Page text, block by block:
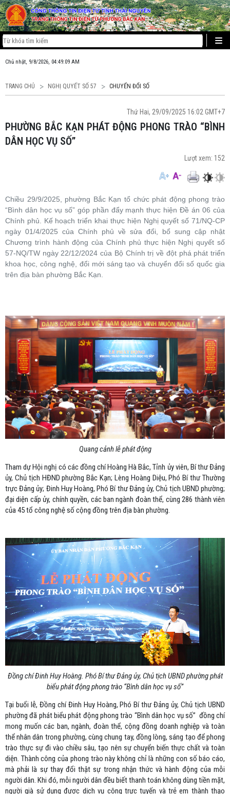
Chủ nhật, 9/8/2026, 04:49:10 AM
TRANG CHỦ NGHỊ QUYẾT SỐ 57 CHUYỂN ĐỔI SỐ
Thứ Hai, 29/09/2025 16:02 GMT+7
PHƯỜNG BẮC KẠN PHÁT ĐỘNG PHONG TRÀO “BÌNH
DÂN HỌC VỤ SỐ”
Lượt xem: 152
Chiều 29/9/2025, phường Bắc Kạn tổ chức phát động phong trào
“Bình dân học vụ số” góp phần đẩy mạnh thực hiện Đề án 06 của
Chính phủ. Kế hoạch triển khai thực hiện Nghị quyết số 71/NQ-CP
ngày 01/4/2025 của Chính phủ về sửa đổi, bổ sung cập nhật
Chương trình hành động của Chính phủ thực hiện Nghị quyết số
57-NQ/TW ngày 22/12/2024 của Bộ Chính trị về đột phá phát triển
khoa học, công nghệ, đổi mới sáng tạo và chuyển đổi số quốc gia
trên địa bàn phường Bắc Kạn.
Quang cảnh lễ phát động
Tham dự Hội nghị có các đồng chí Hoàng Hà Bắc, Tỉnh ủy viên, Bí thư Đảng
ủy, Chủ tịch HĐND phường Bắc Kạn; Lèng Hoàng Diệu, Phó Bí thư Thường
trực Đảng ủy; Đinh Huy Hoàng, Phó Bí thư Đảng ủy, Chủ tịch UBND phường;
đại diện cấp ủy, chính quyền, các ban ngành đoàn thể, cùng 286 thành viên
của 45 tổ công nghệ số cộng đồng trên địa bàn phường.
Đồng chí Đinh Huy Hoàng. Phó Bí thư Đảng ủy, Chủ tịch UBND phường phát
biểu phát động phong trào “Bình dân học vụ số”
Tại buổi lễ, Đồng chí Đinh Huy Hoàng, Phó Bí thư Đảng ủy, Chủ tịch UBND
phường đã phát biểu phát động phong trào “Bình dân học vụ số” đồng chí
mong muốn các ban, ngành, đoàn thể, cộng đồng doanh nghiệp và toàn
thể nhân dân trong phường, cùng chung tay, đồng lòng, sáng tạo để phong
trào thực sự đi vào chiều sâu, tạo nên sự chuyển biến thực chất và toàn
diện. Thành công của phong trào này không chỉ là những con số báo cáo,
mà phải là sự thay đổi thật sự trong nhận thức và hành động của mỗi
người dân. Khi đó, mỗi người dân đều biết thanh toán không dùng tiền mặt,
người già sử dụng được dịch vụ công trực tuyến và trẻ em thành thạo